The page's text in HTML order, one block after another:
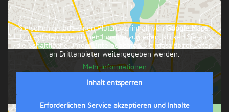
Sie sehen gerade einen Platzhalterinhalt von Google Maps.
Um auf den eigentlichen Inhalt zuzugreifen, klicken Sie auf
die Schaltfläche unten. Bitte beachten Sie, dass dabei Daten
an Drittanbieter weitergegeben werden.
Mehr Informationen
Inhalt entsperren
Erforderlichen Service akzeptieren und Inhalte